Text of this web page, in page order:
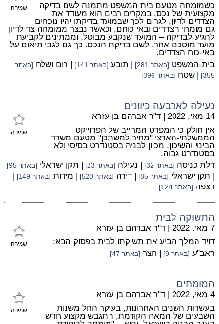
שמירה
כשמומחה מטעם בית המשפט מתמנה לשם בדיקה
מקצועית של נכס, במקרים רבים הוא מעודד את
הצדדים לדיון, לגרום לכך שבמועד בדיקתו יהיו נוכחים
גם מומחי הצדדים ובאי כוחם, וכאשר נבצר ממומחה צד לדיון
להגיע לבדיקה – המועד שנקבע מבוטל, וממתינים לקביעת
מועד מוסכם אחר, לשם בדיקת הנכס. כך גם לגבי תיאום על
באי-כוח הצדדים.
בית-המשפט [באתר 281] | תובע [באתר 141] | רום ושלח [באתר
355]
| שטח [באתר 396]
נעילה לארבעה כיוונים
שמירה
14 מאי, 2022 | ד"ר אברהם בן עזרא
אין חולק כי המפרט המחייב של הפרוייקט
הממשלתי-הארצי "מחיר למשתכן" מטעם משרד
הבינוי והשיכון, מכוון לבניה בסטנדרט בסיסי ולא
בסטנדרט גבוה.
דלת כניסה [באתר 32] | נעילה [באתר 23] | תקן ישראלי [באתר 95]
| תקן ישראלי [באתר 85] | דירה [באתר 520] | מידות [באתר 149]
|
רצפה [באתר 124]
התשוקה לבית
שמירה
7 מאי, 2022 | ד"ר אברהם בן עזרא
דויד המלך הביע את תשוקתו לבית בפסוק הבא:
ראב"ע [באתר 9] | חצר [באתר 47]
המומחים
שמירה
4 מאי, 2022 | ד"ר אברהם בן עזרא
בעשרות השנים האחרונות, בעיקר החל משנות
השבעים של המאה הקודמת, התגבש מקצוע חדש